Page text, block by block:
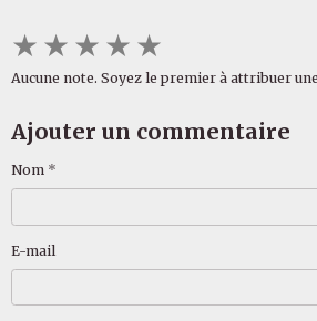
★★★★★
Aucune note. Soyez le premier à attribuer
Ajouter un commentaire
Nom
E-mail